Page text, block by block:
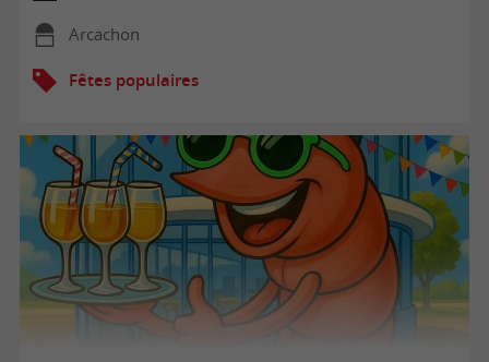
Arcachon
Fêtes populaires